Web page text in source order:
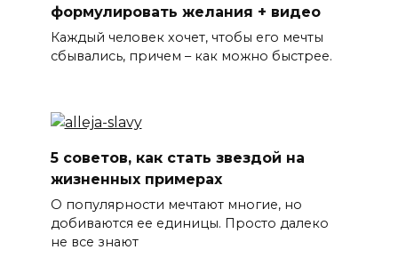
формулировать желания + видео
Каждый человек хочет, чтобы его мечты
сбывались, причем – как можно быстрее.
5 советов, как стать звездой на
жизненных примерах
О популярности мечтают многие, но
добиваются ее единицы. Просто далеко
не все знают